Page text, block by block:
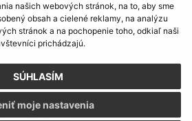
našich webových stránok, na to, aby sme
obsah a cielené reklamy, na analýzu
stránok a na pochopenie toho, odkiaľ naši
prichádzajú.
SÚHLASÍM
moje nastavenia
o prístupnosti
Autorské práva
osobných údajov
Navigácia:
aktuálnu stránku